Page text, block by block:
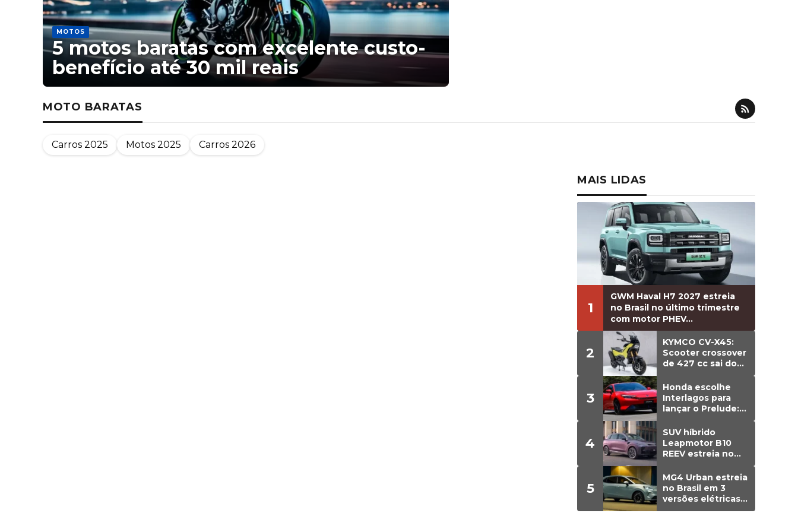
MOTOS
5 motos baratas com excelente custo-
benefício até 30 mil reais
MOTO BARATAS
Carros 2025 Motos 2025 Carros 2026
MAIS LIDAS
1
GWM Haval H7 2027 estreia
no Brasil no último trimestre
com motor PHEV...
2
KYMCO CV-X45:
Scooter crossover
de 427 cc sai do
versão de
produção
3
Honda escolhe
Interlagos para
lançar o Prelude:
203 cv chega em
agosto ao Brasil
4
SUV híbrido
Leapmotor B10
REEV estreia no
detalhes
5
MG4 Urban estreia
no Brasil em 3
versões elétricas;
preços vão de R$